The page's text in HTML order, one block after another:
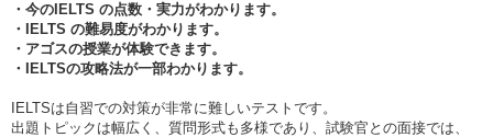
・今のIELTS の点数・実力がわかります。
・IELTS の難易度がわかります。
・アゴスの授業が体験できます。
・IELTSの攻略法が一部わかります。
IELTSは自習での対策が非常に難しいテストです。
出題トピックは幅広く、質問形式も多様であり、試験官との面接では、